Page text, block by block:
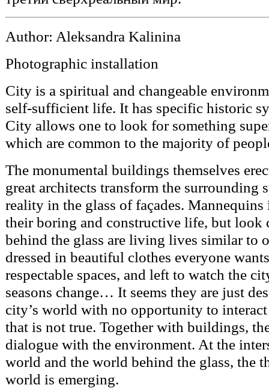
Author: Aleksandra Kalinina
Photographic installation
City is a spiritual and changeable
self-sufficient life. It has specific historic
City allows one to look for something
which are common to the majority of
The monumental buildings themselves
great architects transform the surrounding
reality in the glass of façades.
their boring and constructive life, but
behind the glass are living lives similar to
dressed in beautiful clothes everyone
respectable spaces, and left to watch the
seasons change… It seems they are just
city’s world with no opportunity to
that is not true. Together with buildings,
dialogue with the environment. At the
world and the world behind the glass, the
world is emerging.